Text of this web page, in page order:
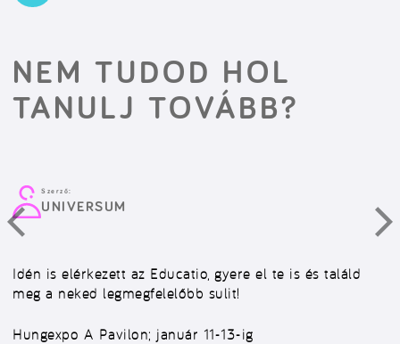
NEM TUDOD HOL
TANULJ TOVÁBB?
Szerző:
UNIVERSUM
Idén is elérkezett az Educatio, gyere el te is és találd
meg a neked legmegfelelőbb sulit!
Hungexpo A Pavilon; január 11-13-ig